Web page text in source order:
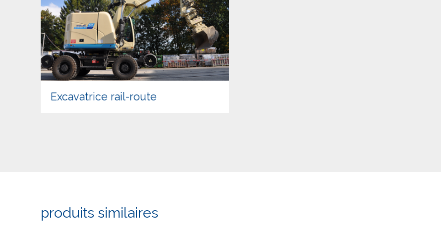
Excavatrice rail-route
produits similaires